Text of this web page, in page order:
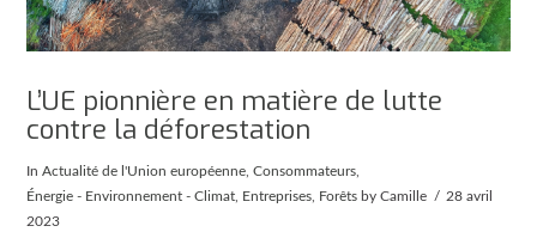
L’UE pionnière en matière de lutte
contre la déforestation
InActualité de l'Union européenne ,Consommateurs
Énergie - Environnement - Climat Entreprises Forêts by Camille
28 avril
2023